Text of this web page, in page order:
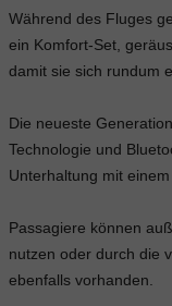
Während des Fluges
ein Komfort-Set,
damit sie sich rundum
Die neueste
Technologie und
Unterhaltung mit
Passagiere können
nutzen oder durch die
ebenfalls vorhanden.